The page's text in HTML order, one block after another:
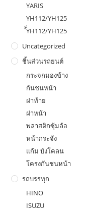
YARIS
YH112/YH125
ํ็YH112/YH125
Uncategorized
ชิ้นส่วนรถยนต์
กระจกมองข้าง
กันชนหน้า
ฝาท้าย
ฝาหน้า
พลาสติกซุ้มล้อ
หน้ากระจัง
แก้ม บังโคลน
โครงกันชนหน้า
รถบรรทุก
HINO
ISUZU